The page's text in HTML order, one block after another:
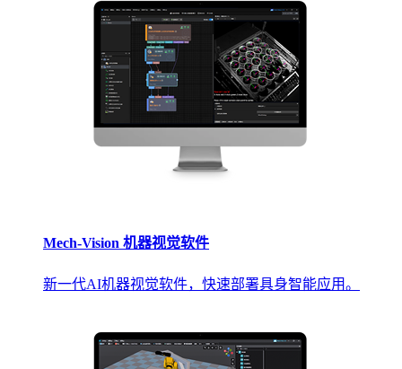
Mech-Vision 机器视觉软件
新一代AI机器视觉软件，快速部署具身智能应用。